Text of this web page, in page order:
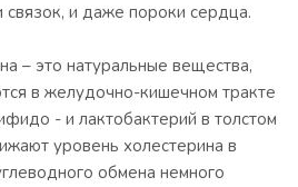
и даже пороки сердца.
– это натуральные вещества,
в желудочно-кишечном тракте
- и лактобактерий в толстом
уровень холестерина в
обмена немного